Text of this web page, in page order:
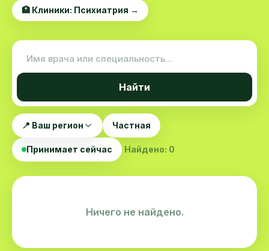
🏥 Клиники: Психиатрия →
Найти
📍 Ваш регион Частная
Принимает сейчас Найдено: 0
Ничего не найдено.